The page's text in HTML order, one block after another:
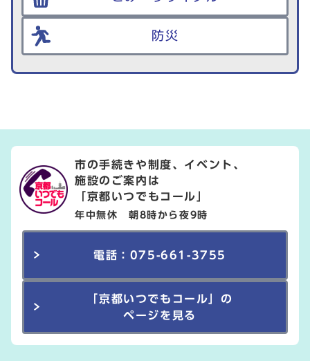
防災
市の手続きや制度、イベント、
施設のご案内は
「京都いつでもコール」
年中無休 朝8時から夜9時
電話：075-661-3755
「京都いつでもコール」の
ページを見る